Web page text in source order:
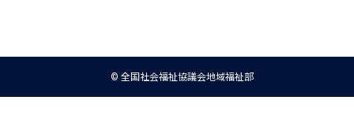
© 全国社会福祉協議会地域福祉部